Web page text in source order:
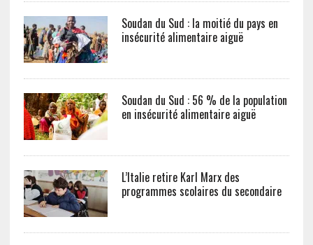
Soudan du Sud : la moitié du pays en
insécurité alimentaire aiguë
Soudan du Sud : 56 % de la population
en insécurité alimentaire aiguë
L’Italie retire Karl Marx des
programmes scolaires du secondaire